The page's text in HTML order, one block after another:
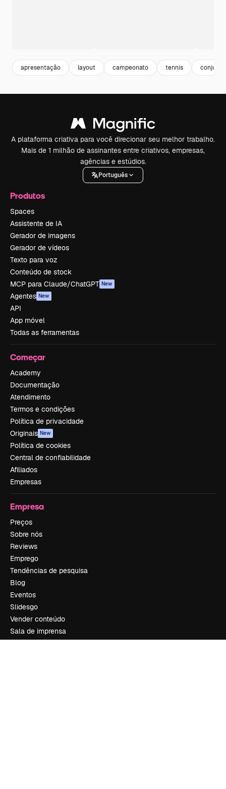
apresentação layout campeonato tennis conjunto
A plataforma criativa para você direcionar seu melhor trabalho.
Mais de 1 milhão de assinantes entre criativos, empresas,
agências e estúdios.
Português
Produtos
Spaces
Assistente de IA
Gerador de imagens
Gerador de vídeos
Texto para voz
Conteúdo de stock
MCP para Claude/ChatGPT New
Agentes New
API
App móvel
Todas as ferramentas
Começar
Academy
Documentação
Atendimento
Termos e condições
Política de privacidade
Originais New
Política de cookies
Central de confiabilidade
Afiliados
Empresas
Empresa
Preços
Sobre nós
Reviews
Emprego
Tendências de pesquisa
Blog
Eventos
Slidesgo
Vender conteúdo
Sala de imprensa